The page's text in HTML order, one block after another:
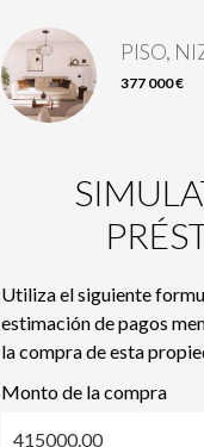
PISO,
377 000 €
Utiliza el siguiente
estimación de pagos
la compra de esta
Monto de la compra